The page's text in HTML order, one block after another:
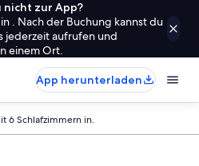
nicht zur App?
. Nach der Buchung kannst du
jederzeit aufrufen und
einem Ort.
App herunterladen
6 Schlafzimmern in.